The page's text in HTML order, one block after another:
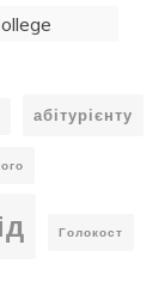
абітурієнту
Голокост